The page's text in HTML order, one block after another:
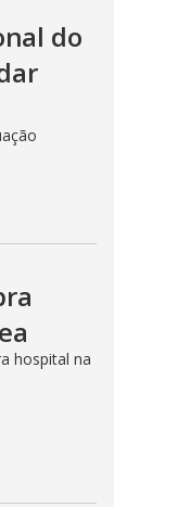
do
hospital na